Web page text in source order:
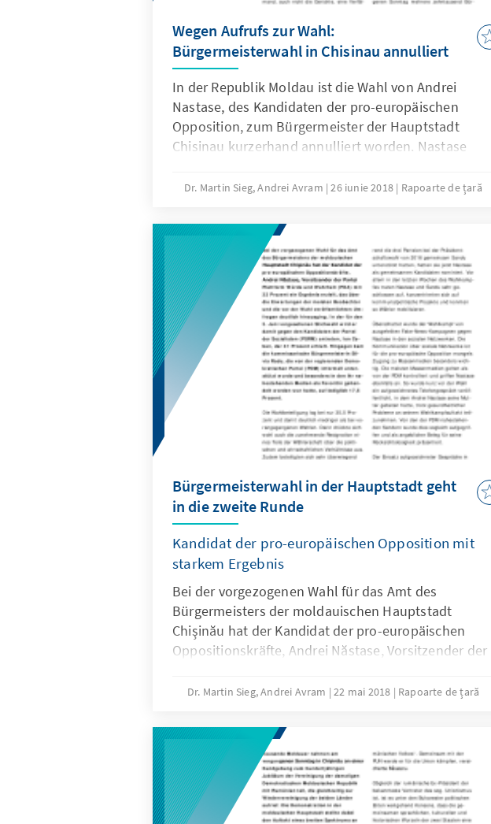
gewählt worden, seine Wahl war jedoch durch die –
als politisch kontrolliert geltende Justiz – annulliert
worden. Die Bürgermeisterwahl in Chisinau gilt als
wichtiger Indikator, ob eher die PSRM oder ACUM
von der Zusammenarbeit zwischen beiden Kräften
zu profitieren vermag.
Wegen Aufrufs zur Wahl:
Bürgermeisterwahl in Chisinau annulliert
In der Republik Moldau ist die Wahl von Andrei
Nastase, des Kandidaten der pro-europäischen
Opposition, zum Bürgermeister der Hauptstadt
Chisinau kurzerhand annulliert worden. Nastase
52,5 Prozent der Stimmen gewonnen. Am 19. Juni
Chisinau überraschend für ungültig erklärt, eine
Entscheidung, die am 21. Juni vom
Appellationsgericht und am 25. Juni vom Obersten
Gericht bestätigt wurde.
Dr. Martin Sieg, Andrei Avram 26 iunie 2018 Rapoarte de țară
Bürgermeisterwahl in der Hauptstadt geht
in die zweite Runde
Kandidat der pro-europäischen Opposition mit
starkem Ergebnis
Bei der vorgezogenen Wahl für das Amt des
Bürgermeisters der moldauischen Hauptstadt
Chişinău hat der Kandidat der pro-europäischen
Oppositionskräfte, Andrei Năstase, Vorsitzender der
Prozent ein Ergebnis erzielt, das über die
der Wahl veröffentlichten Umfragen deutlich
hinausging.
Dr. Martin Sieg, Andrei Avram 22 mai 2018 Rapoarte de țară